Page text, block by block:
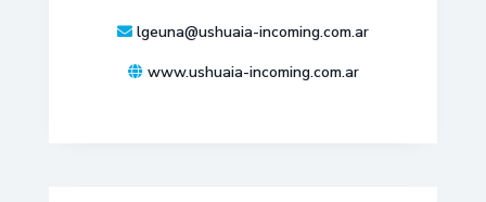
lgeuna@ushuaia-incoming.com.ar
www.ushuaia-incoming.com.ar